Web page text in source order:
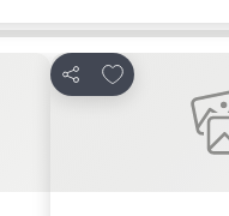
Jaa
Lisää